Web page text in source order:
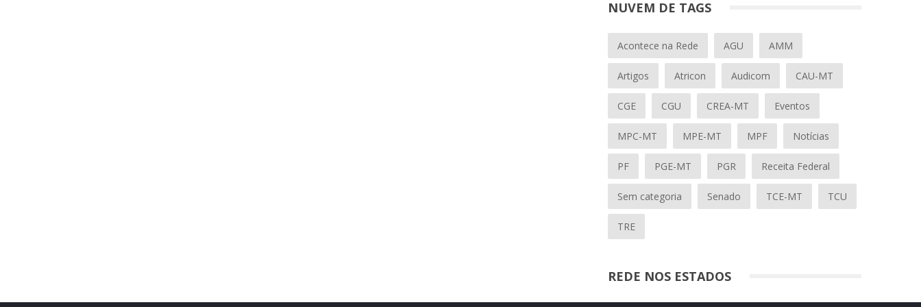
NUVEM DE TAGS
Acontece na Rede AGU AMM
Artigos Atricon Audicom CAU-MT
CGE CGU CREA-MT Eventos
MPC-MT MPE-MT MPF Notícias
PF PGE-MT PGR Receita Federal
Sem categoria Senado TCE-MT TCU
TRE
REDE NOS ESTADOS